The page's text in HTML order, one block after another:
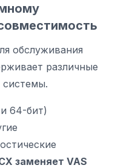
обслуживания
различные
64-бит)
заменяет VAS